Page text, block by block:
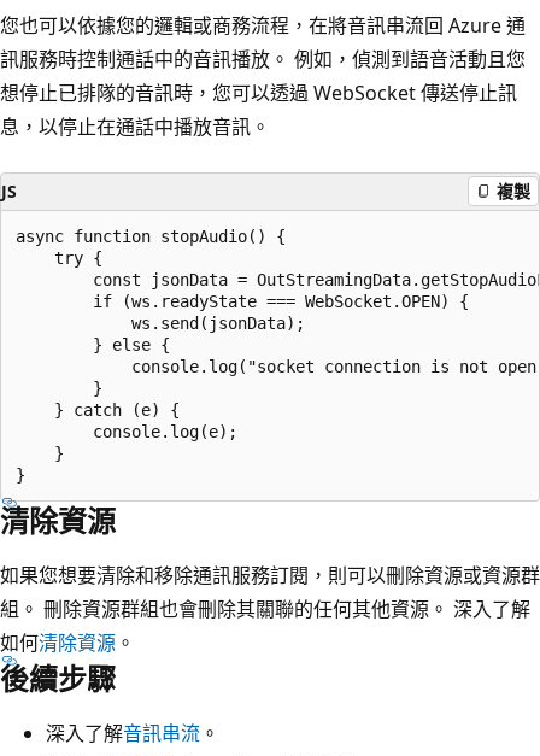
您也可以依據您的邏輯或商務流程，在將音訊串流回 Azure 通
訊服務時控制通話中的音訊播放。 例如，偵測到語音活動且您
想停止已排隊的音訊時，您可以透過 WebSocket 傳送停止訊
息，以停止在通話中播放音訊。
JS 複製
async function stopAudio() {
清除資源
如果您想要清除和移除通訊服務訂閱，則可以刪除資源或資源群
組。 刪除資源群組也會刪除其關聯的任何其他資源。 深入了解
如何清除資源 。
後續步驟
深入了解音訊串流 。